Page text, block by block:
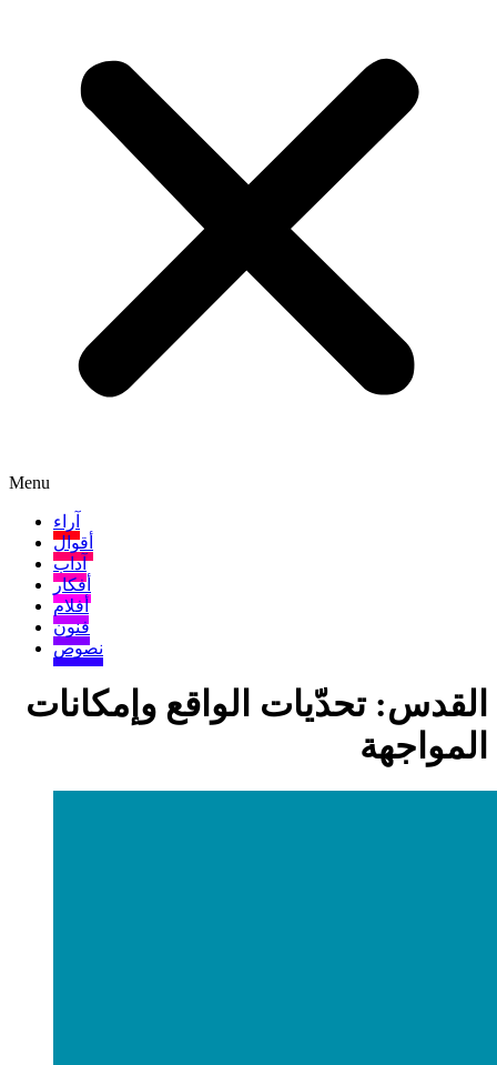
Menu
آراء
أقوال
آداب
أفكار
أفلام
فنون
نصوص
القدس: تحدّيات الواقع وإمكانات
المواجهة